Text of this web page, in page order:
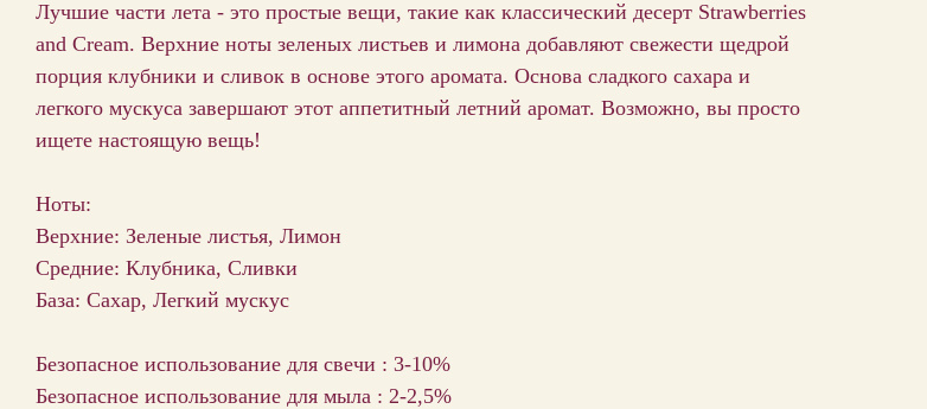
Лучшие части лета - это простые вещи, такие как классический десерт Strawberries
and Cream. Верхние ноты зеленых листьев и лимона добавляют свежести щедрой
порция клубники и сливок в основе этого аромата. Основа сладкого сахара и
легкого мускуса завершают этот аппетитный летний аромат. Возможно, вы просто
ищете настоящую вещь!
Ноты:
Верхние: Зеленые листья, Лимон
Средние: Клубника, Сливки
База: Сахар, Легкий мускус
Безопасное использование для свечи : 3-10%
Безопасное использование для мыла : 2-2,5%